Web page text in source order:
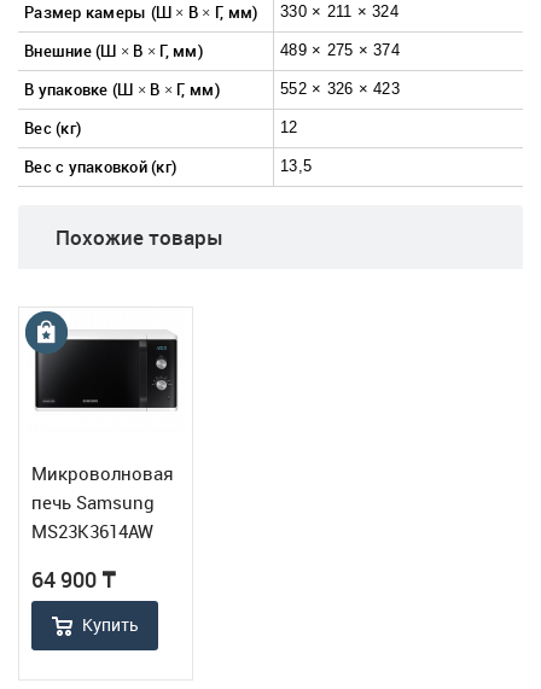
Размер камеры (Ш × В × Г, мм) 330 × 211 × 324
Внешние(Ш × В × Г, мм) 489 × 275 × 374
В упаковке (Ш × В × Г, мм) 552 × 326 × 423
Вес (кг) 12
Вес с упаковкой (кг) 13,5
Похожие товары
Микроволновая
печь Samsung
MS23K3614AW
64 900 ₸
Купить